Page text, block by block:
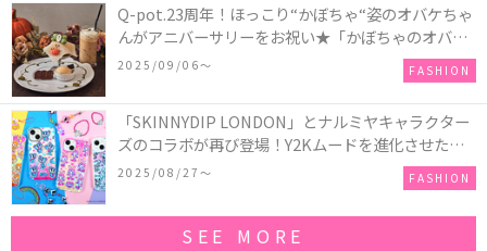
Q-pot.23周年！ほっこり“かぼちゃ“姿のオバケちゃ
んがアニバーサリーをお祝い★「かぼちゃのオバケ
ーキアクセサリー」が新発売！Q-pot CAFE.では
「かぼちゃのオバケーキプレート」も登場
2025/09/06〜 FASHION
「SKINNYDIP LONDON」とナルミヤキャラクター
ズのコラボが再び登場！Y2Kムードを進化させた新
作コレクションを発売♪
2025/08/27〜 FASHION
SEE MORE